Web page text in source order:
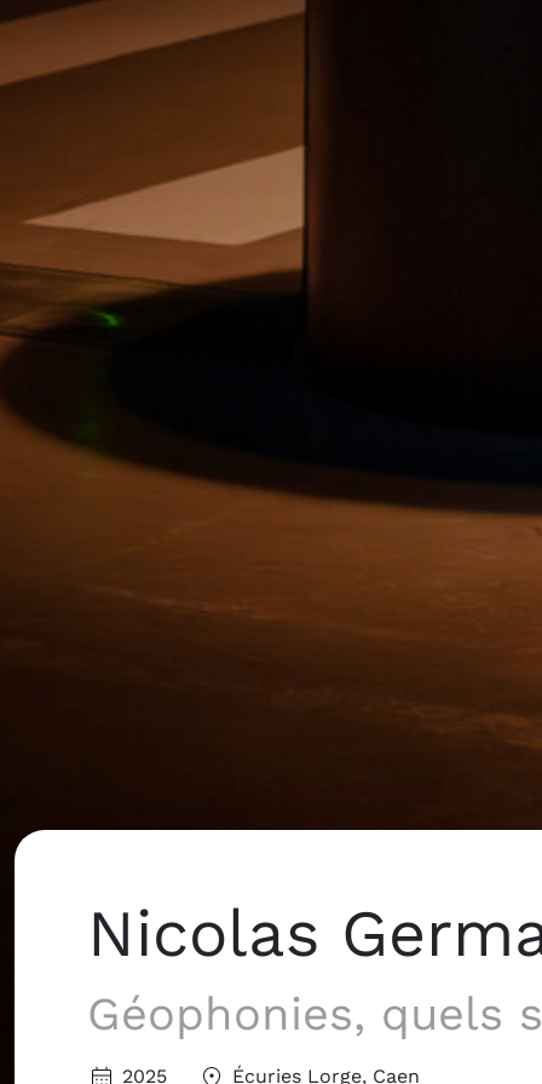
Nicolas
Géophonies, quels
2025 Écuries Lorge, Caen